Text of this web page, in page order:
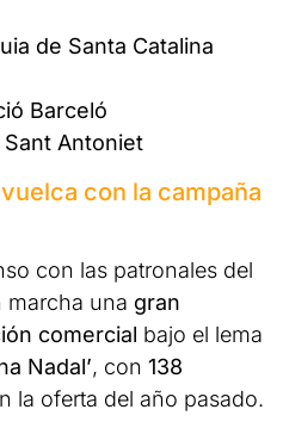
de Santa Catalina
Barceló
Antoniet
con la campaña
con las patronales del
marcha una gran
comercial bajo el lema
Nadal’, con 138
la oferta del año pasado.